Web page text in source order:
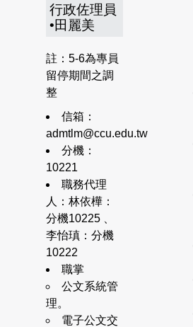
行政佐理員
•田麗美
註：5-6為專員
留停期間之調
整
信箱：
admtlm@ccu.edu.tw
分機：
10221
職務代理
人：林依樺：
分機10225 、
李怡瑱：分機
10222
職掌
公文系統管
理。
電子公文交